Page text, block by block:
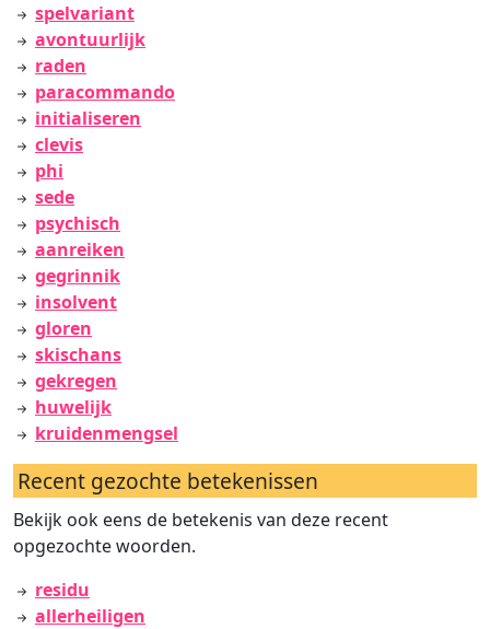
spelvariant
avontuurlijk
raden
paracommando
initialiseren
clevis
phi
sede
psychisch
aanreiken
gegrinnik
insolvent
gloren
skischans
gekregen
huwelijk
kruidenmengsel
Recent gezochte betekenissen
Bekijk ook eens de betekenis van deze recent
opgezochte woorden.
residu
allerheiligen